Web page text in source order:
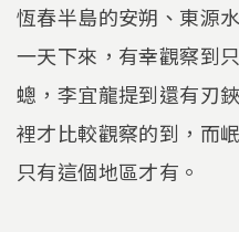
恆春半島的安朔、東源
一天下來，有幸觀察到
蟌，李宜龍提到還有刃
裡才比較觀察的到，而
只有這個地區才有。